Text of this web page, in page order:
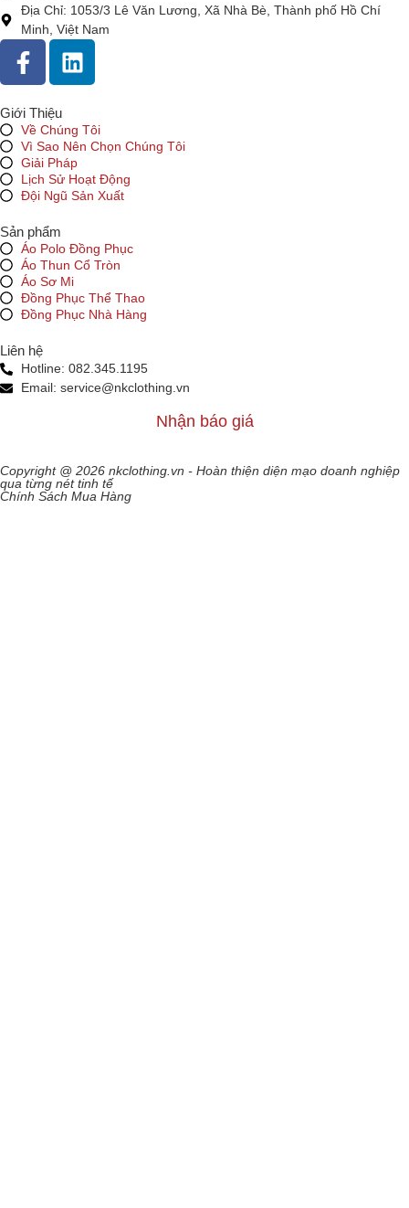
Địa Chỉ: 1053/3 Lê Văn Lương, Xã Nhà Bè, Thành phố Hồ Chí
Minh, Việt Nam
Giới Thiệu
Về Chúng Tôi
Vì Sao Nên Chọn Chúng Tôi
Giải Pháp
Lịch Sử Hoạt Động
Đội Ngũ Sản Xuất
Sản phẩm
Áo Polo Đồng Phục
Áo Thun Cổ Tròn
Áo Sơ Mi
Đồng Phục Thể Thao
Đồng Phục Nhà Hàng
Liên hệ
Hotline: 082.345.1195
Email: service@nkclothing.vn
Nhận báo giá
Copyright @ 2026 nkclothing.vn - Hoàn thiện diện mạo doanh nghiệp
qua từng nét tinh tế
Chính Sách Mua Hàng